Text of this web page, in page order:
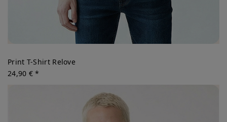
Print T-Shirt Relove
24,90 € *